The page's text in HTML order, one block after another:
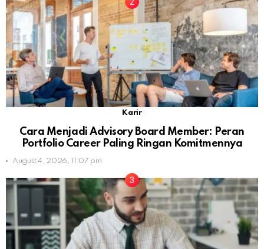
Karir
Cara Menjadi Advisory Board Member: Peran
Portfolio Career Paling Ringan Komitmennya
August 4, 2026, 11:07 pm